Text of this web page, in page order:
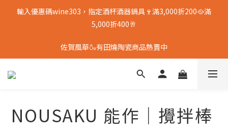
輸入優惠碼wine303，指定酒杯酒器鍋具🍷滿3,000折200🥘滿
5,000折400🥂
佐賀風華🍶有田燒陶瓷商品熱賣中
NOUSAKU 能作｜攪拌棒